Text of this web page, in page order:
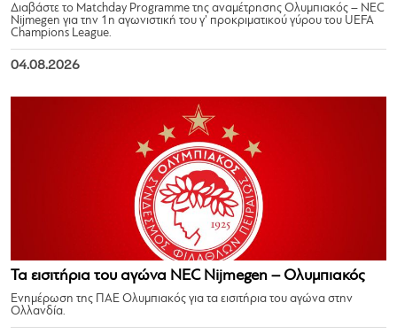
Διαβάστε το Matchday Programme της αναμέτρησης Ολυμπιακός – NEC
Nijmegen για την 1η αγωνιστική του γ’ προκριματικού γύρου του UEFA
Champions League.
04.08.2026
Τα εισιτήρια του αγώνα NEC Nijmegen – Ολυμπιακός
Ενημέρωση της ΠΑΕ Ολυμπιακός για τα εισιτήρια του αγώνα στην
Ολλανδία.